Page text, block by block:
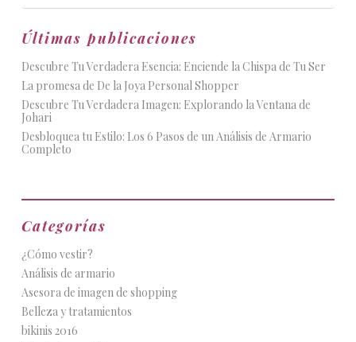
Últimas publicaciones
Descubre Tu Verdadera Esencia: Enciende la Chispa de Tu Ser
La promesa de De la Joya Personal Shopper
Descubre Tu Verdadera Imagen: Explorando la Ventana de
Johari
Desbloquea tu Estilo: Los 6 Pasos de un Análisis de Armario
Completo
Categorías
¿Cómo vestir?
Análisis de armario
Asesora de imagen de shopping
Belleza y tratamientos
bikinis 2016